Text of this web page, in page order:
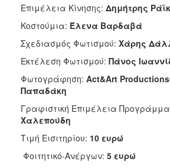
Επιμέλεια Κίνησης: Δημήτρης
Κοστούμια: Έλενα Βαρδαβά
Σχεδιασμός Φωτισμού: Χάρης
Εκτέλεση Φωτισμού: Πάνος
Φωτογράφηση: Act&Art
Παπαδάκη
Γραφιστική Επιμέλεια
Χαλεπούδη
Τιμή Εισιτηρίου: 10 ευρώ
Φοιτητικό-Ανέργων: 5 ευρώ